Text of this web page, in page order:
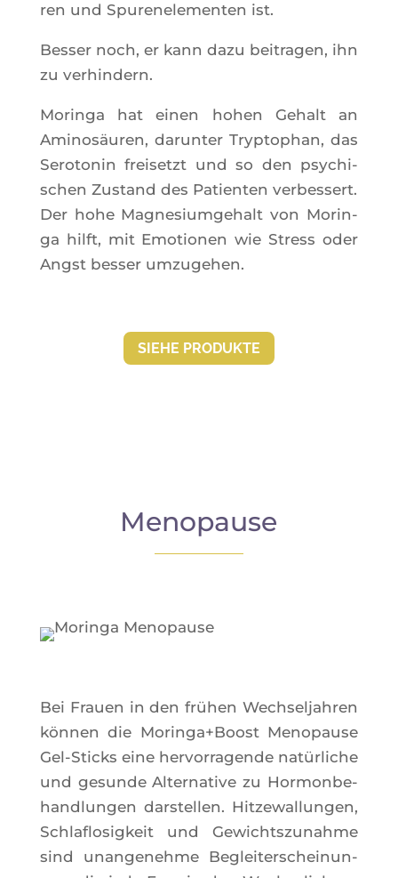
ren und Spu­re­ne­le­men­ten ist.
Bes­ser noch, er kann dazu bei­tra­gen, ihn
zu verhindern.
Morin­ga hat einen hohen Gehalt an
Ami­nosäu­ren, darun­ter Tryp­to­phan, das
Sero­to­nin frei­setzt und so den psy­chi­
schen Zus­tand des Patien­ten ver­bes­sert.
Der hohe Magne­sium­ge­halt von Morin­
ga hilft, mit Emo­tio­nen wie Stress oder
Ang­st bes­ser umzugehen.
SIEHE PRO­DUKTE
Menopause
Bei Frauen in den frü­hen Wech­sel­jah­ren
kön­nen die Moringa+Boost Meno­pause
Gel-Sticks eine her­vor­ra­gende natür­liche
und gesunde Alter­na­tive zu Hor­mon­be­
hand­lun­gen dars­tel­len. Hit­ze­wal­lun­gen,
Schla­flo­sig­keit und Gewichts­zu­nahme
sind unan­ge­nehme Beglei­ter­schei­nun­